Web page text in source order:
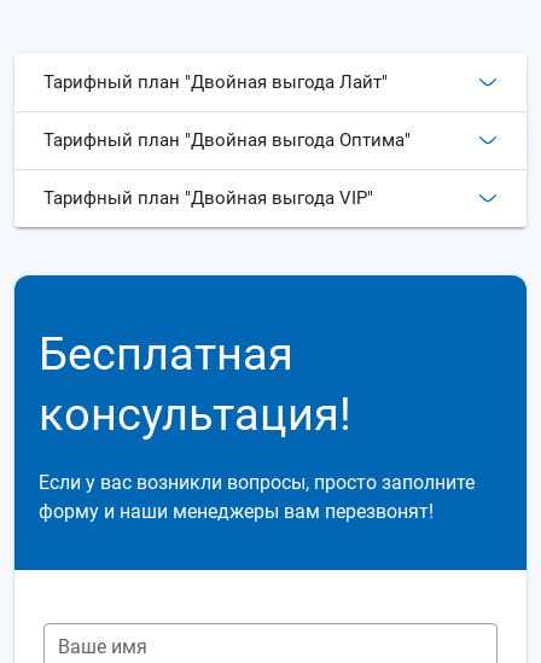
Тарифный план "Двойная выгода Лайт"
Тарифный план "Двойная выгода Оптима"
Тарифный план "Двойная выгода VIP"
Бесплатная
консультация!
Если у вас возникли вопросы, просто заполните
форму и наши менеджеры вам перезвонят!
Ваше имя